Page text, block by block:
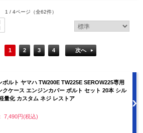
1 / 4ページ （全62件）
1 2 3 4 次へ
ボルト ヤマハ TW200E TW225E SEROW225専用
クケース エンジンカバー ボルト セット 20本 シル
量化 カスタム ネジ レストア
7,490円(税込)